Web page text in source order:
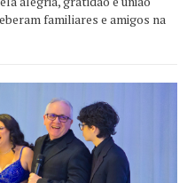
familiares e amigos na